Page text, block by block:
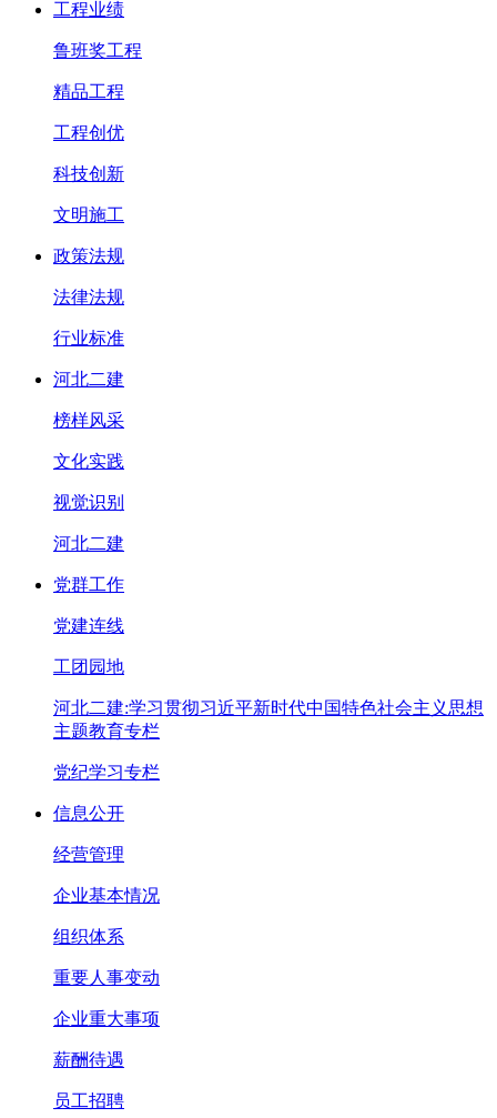
工程业绩
鲁班奖工程
精品工程
工程创优
科技创新
文明施工
政策法规
法律法规
行业标准
河北二建
榜样风采
文化实践
视觉识别
河北二建
党群工作
党建连线
工团园地
河北二建:学习贯彻习近平新时代中国特色社会主义思想
主题教育专栏
党纪学习专栏
信息公开
经营管理
企业基本情况
组织体系
重要人事变动
企业重大事项
薪酬待遇
员工招聘